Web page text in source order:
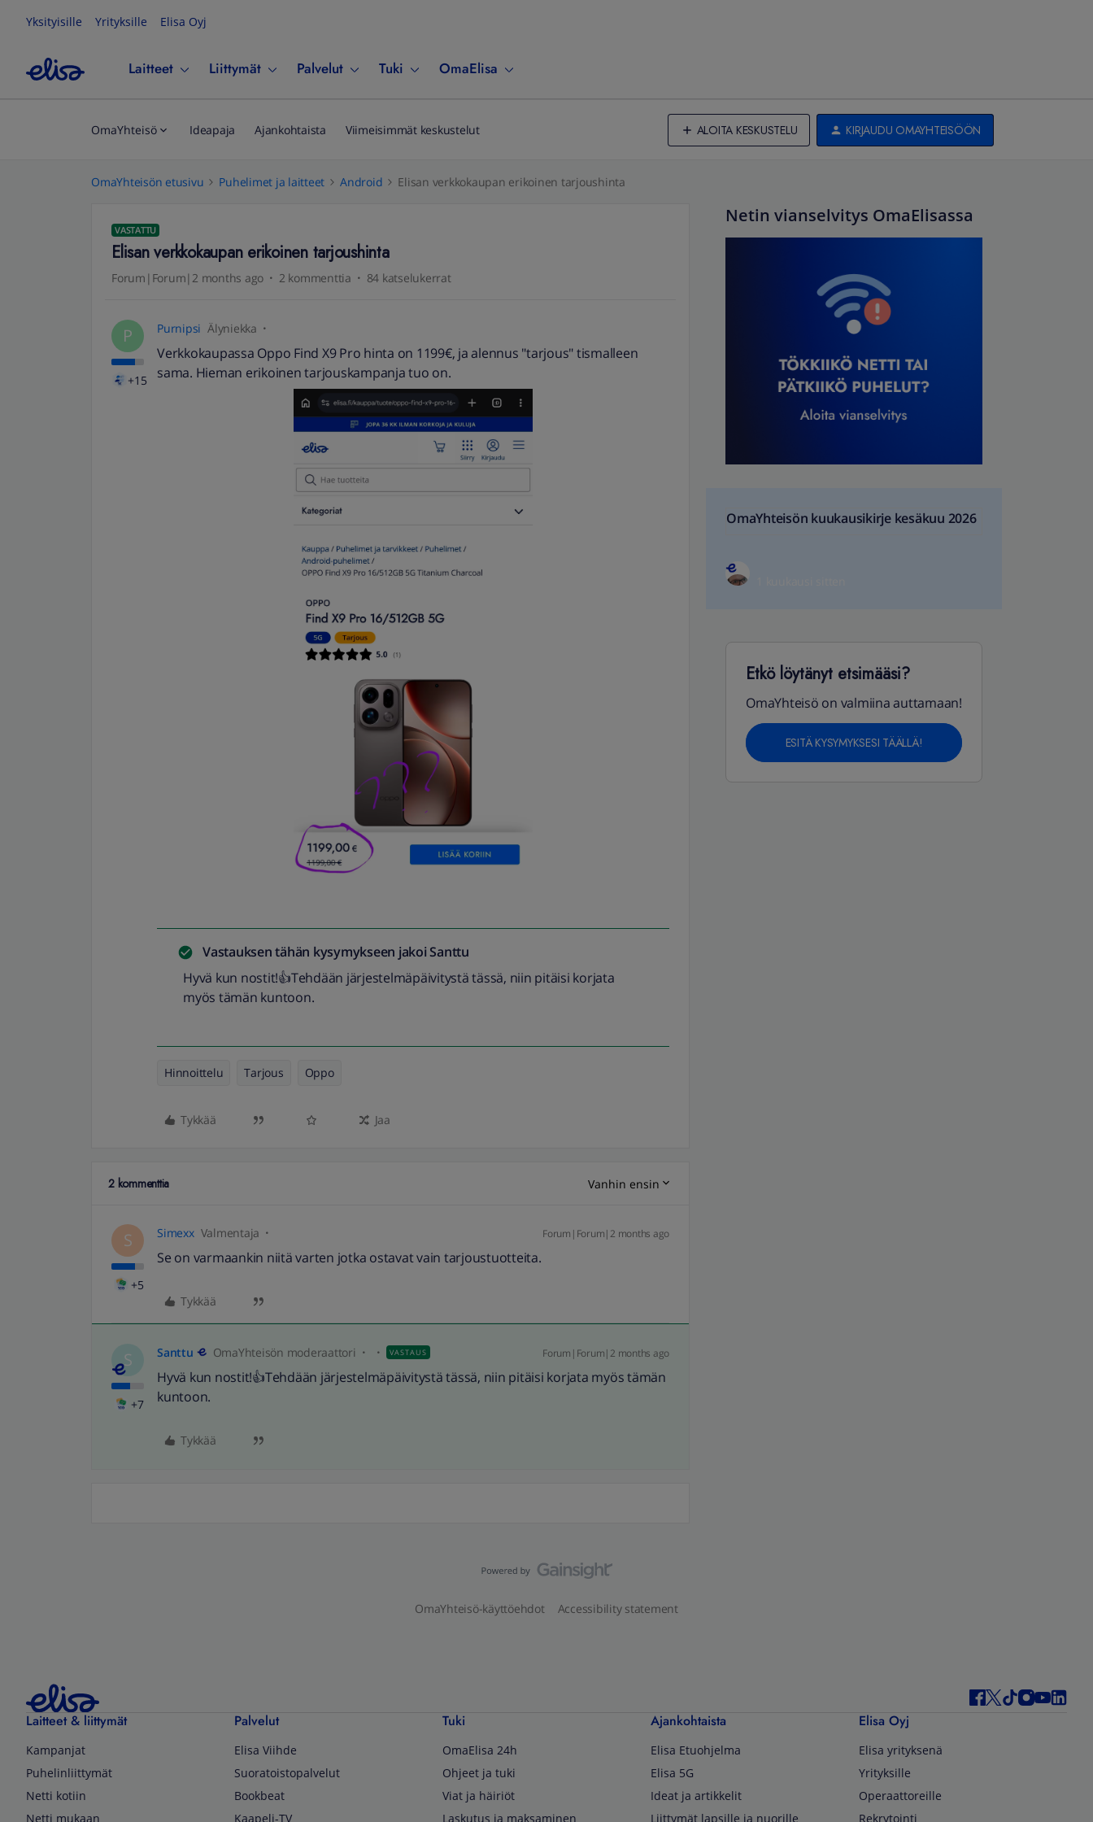
Yksityisille Yrityksille Elisa Oyj
Laitteet Liittymät Palvelut Tuki OmaElisa
OmaYhteisö Ideapaja Ajankohtaista Viimeisimmät keskustelut ALOITA KESKUSTELU KIRJAUDU OMAYHTEISÖÖN
OmaYhteisön etusivu Puhelimet ja laitteet Android Elisan verkkokaupan erikoinen tarjoushinta
VASTATTU
Elisan verkkokaupan erikoinen tarjoushinta
Forum|Forum|2 months ago 2 kommenttia 84 katselukerrat
P
+15
Purnipsi Älyniekka
Verkkokaupassa Oppo Find X9 Pro hinta on 1199€, ja alennus "tarjous" tismalleen
sama. Hieman erikoinen tarjouskampanja tuo on.
Vastauksen tähän kysymykseen jakoiSanttu
Hyvä kun nostit!👍Tehdään järjestelmäpäivitystä tässä, niin pitäisi korjata
myös tämän kuntoon.
Hinnoittelu Tarjous Oppo
Tykkää Jaa
2 kommenttia Vanhin ensin
S
+5
Simexx Valmentaja Forum|Forum|2 months ago
Se on varmaankin niitä varten jotka ostavat vain tarjoustuotteita.
Tykkää
S
+7
Santtu OmaYhteisön moderaattori VASTAUS Forum|Forum|2 months ago
Hyvä kun nostit!👍Tehdään järjestelmäpäivitystä tässä, niin pitäisi korjata myös tämän
kuntoon.
Tykkää
Netin vianselvitys OmaElisassa
OmaYhteisön kuukausikirje kesäkuu 2026
Etkö löytänyt etsimääsi?
OmaYhteisö on valmiina auttamaan!
ESITÄ KYSYMYKSESI TÄÄLLÄ!
OmaYhteisö-käyttöehdot Accessibility statement
Laitteet & liittymät
Kampanjat
Puhelinliittymät
Netti kotiin
Netti mukaan
Palvelut
Elisa Viihde
Suoratoistopalvelut
Bookbeat
Kaapeli-TV
Tuki
OmaElisa 24h
Ohjeet ja tuki
Viat ja häiriöt
Laskutus ja maksaminen
Ajankohtaista
Elisa Etuohjelma
Elisa 5G
Ideat ja artikkelit
Liittymät lapsille ja nuorille
Elisa Oyj
Elisa yrityksenä
Yrityksille
Operaattoreille
Rekrytointi